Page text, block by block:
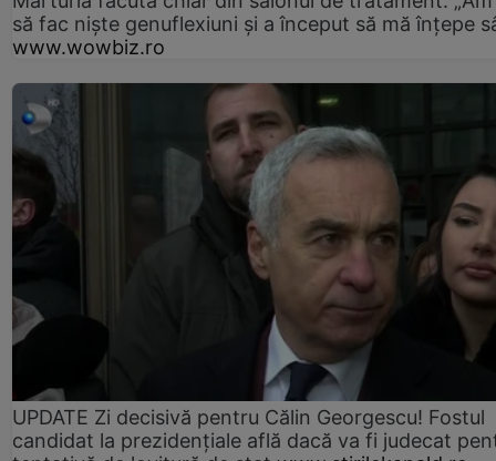
să fac niște genuflexiuni și a început să mă înțepe
www.wowbiz.ro
UPDATE Zi decisivă pentru Călin Georgescu! Fostul
candidat la prezidențiale află dacă va fi judecat